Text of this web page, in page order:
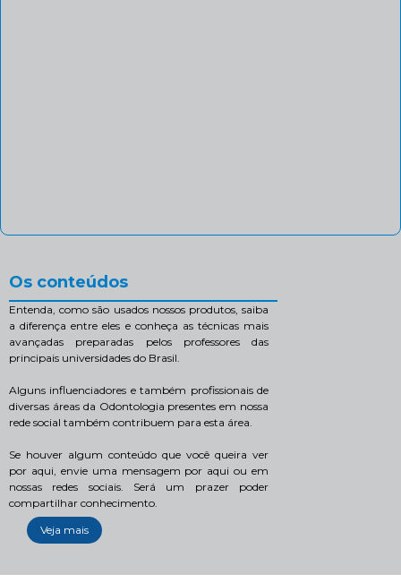
Os conteúdos
Entenda, como são usados nossos produtos, saiba
a diferença entre eles e conheça as técnicas mais
avançadas preparadas pelos professores das
principais universidades do Brasil.
Alguns influenciadores e também profissionais de
diversas áreas da Odontologia presentes em nossa
rede social também contribuem para esta área.
Se houver algum conteúdo que você queira ver
por aqui, envie uma mensagem por aqui ou em
nossas redes sociais. Será um prazer poder
compartilhar conhecimento.
Veja mais